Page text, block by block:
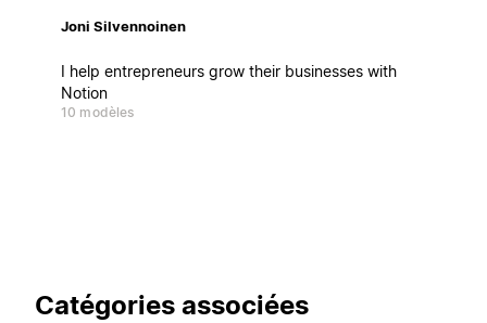
Joni Silvennoinen
I help entrepreneurs grow their businesses with
Notion
10 modèles
Catégories associées